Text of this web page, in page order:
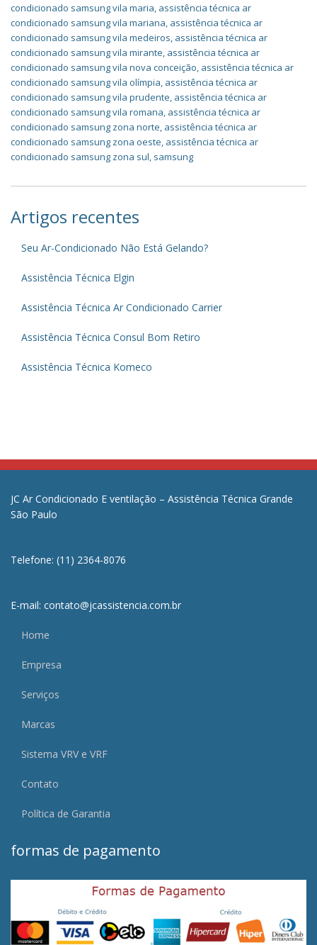
condicionado samsung vila maria, assistência técnica ar
condicionado samsung vila mariana, assistência técnica ar
condicionado samsung vila medeiros, assistência técnica ar
condicionado samsung vila mirante, assistência técnica ar
condicionado samsung vila nova conceição, assistência técnica ar
condicionado samsung vila olímpia, assistência técnica ar
condicionado samsung vila prudente, assistência técnica ar
condicionado samsung vila romana, assistência técnica ar
condicionado samsung zona norte, assistência técnica ar
condicionado samsung zona oeste, assistência técnica ar
condicionado samsung zona sul, samsung
Artigos recentes
Seu Ar-Condicionado Não Está Gelando?
Assistência Técnica Elgin
Assistência Técnica Ar Condicionado Carrier
Assistência Técnica Consul Bom Retiro
Assistência Técnica Komeco
JC Ar Condicionado E ventilação – Assistência Técnica Grande
São Paulo
Telefone: (11) 2364-8076
E-mail: contato@jcassistencia.com.br
Home
Empresa
Serviços
Marcas
Sistema VRV e VRF
Contato
Política de Garantia
formas de pagamento